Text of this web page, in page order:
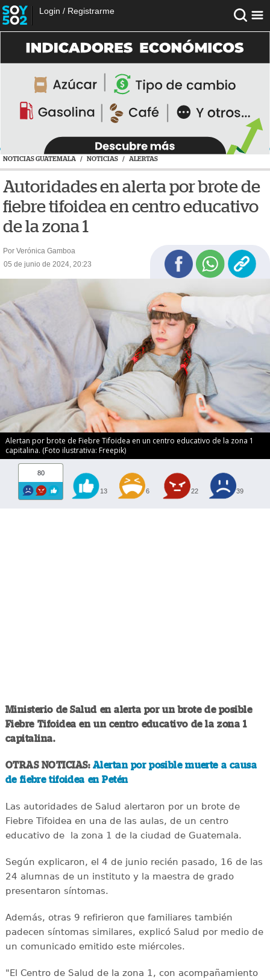
Login / Registrarme
NOTICIAS GUATEMALA / NOTICIAS / ALERTAS
Autoridades en alerta por brote de
fiebre tifoidea en centro educativo
de la zona 1
Por Verónica Gamboa
05 de junio de 2024, 20:23
Alertan por brote de Fiebre Tifoidea en un centro educativo de la zona 1
capitalina. (Foto ilustrativa: Freepik)
80
13 6 22 39
Ministerio de Salud en alerta por un brote de posible
Fiebre Tifoidea en un centro educativo de la zona 1
capitalina.
OTRAS NOTICIAS: Alertan por posible muerte a causa
de fiebre tifoidea en Petén
Las autoridades de Salud alertaron por un brote de
Fiebre Tifoidea en una de las aulas, de un centro
educativo de la zona 1 de la ciudad de Guatemala.
Según explicaron, el 4 de junio recién pasado, 16 de las
24 alumnas de un instituto y la maestra de grado
presentaron síntomas.
Además, otras 9 refirieron que familiares también
padecen síntomas similares, explicó Salud por medio de
un comunicado emitido este miércoles.
"El Centro de Salud de la zona 1, con acompañamiento